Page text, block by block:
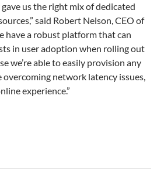
us the right mix of dedicated
said Robert Nelson, CEO of
have a robust platform that can
in user adoption when rolling out
we’re able to easily provision any
overcoming network latency issues,
experience.”